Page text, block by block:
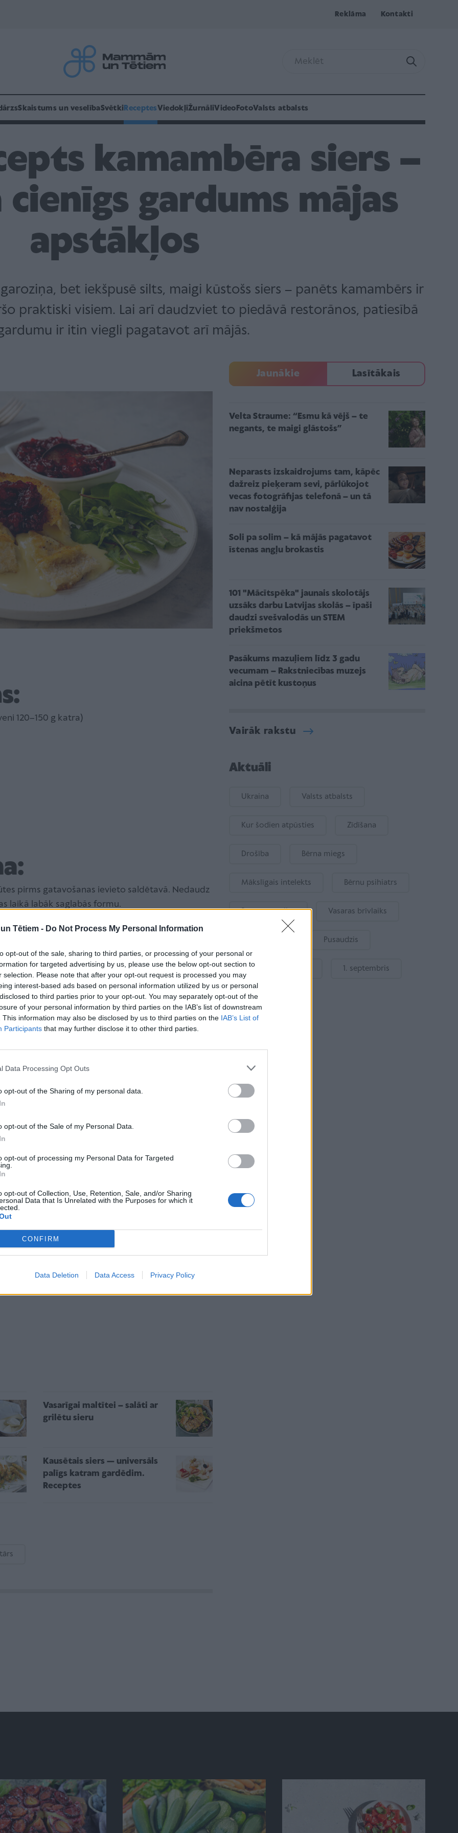
Tētiem - Do Not Process My Personal Information
opt-out of the sale, sharing to third parties, or processing of your personal or
for targeted advertising by us, please use the below opt-out section to
selection. Please note that after your opt-out request is processed you may
interest-based ads based on personal information utilized by us or personal
to third parties prior to your opt-out. You may separately opt-out of the
of your personal information by third parties on the IAB’s list of downstream
This information may also be disclosed by us to third parties on the IAB’s List of
Participants that may further disclose it to other third parties.
Data Processing Opt Outs
opt-out of the Sharing of my personal data.
opt-out of the Sale of my Personal Data.
opt-out of processing my Personal Data for Targeted
opt-out of Collection, Use, Retention, Sale, and/or Sharing
Data that Is Unrelated with the Purposes for which it
CONFIRM
Data Deletion Data Access Privacy Policy
Reklāma Kontakti
Skaistums un veselībaSvētki ReceptesViedokļiŽurnāliVideo FotoValsts atbalsts
kamambēra siers –
gardums mājas
apstākļos
bet iekšpusē silts, maigi kūstošs siers – panēts kamambērs ir
praktiski visiem. Lai arī daudzviet to piedāvā restorānos, patiesībā
ir itin viegli pagatavot arī mājās.
120–150 g katra)
pirms gatavošanas ievieto saldētavā. Nedaudz
laikā labāk saglabās formu.
otrā sakuļ olas ar šķipsniņu sāls, bet trešajā
miltos, tad olā un rīvmaizē. Lai panējums būtu
– vēlreiz olā un vēlreiz rīvmaizē. Dubultais
siers cepšanas laikā neiztecētu.
Kamambēru cep uz vidējas uguns aptuveni 1–2
kļūst zeltaini brūns.
iztecēt.
uz papīra dvieļa, lai notek liekā eļļa.
var cept arī cepeškrāsnī.
grādos aptuveni 10–12 minūtes, līdz panējums
ar dzērveņu vai brūkleņu mērci. Ogu saldskābā
Vasarīgai maltītei – salāti ar
grilētu sieru
Kausētais siers — universāls
palīgs katram gardēdim.
Receptes
Jaunākie Lasītākais
Velta Straume: “Esmu kā vējš – te
negants, te maigi glāstošs”
Neparasts izskaidrojums tam, kāpēc
dažreiz pieķeram sevi, pārlūkojot
vecas fotogrāfijas telefonā – un tā
nav nostalģija
Soli pa solim – kā mājās pagatavot
īstenas angļu brokastis
101 "Mācītspēka" jaunais skolotājs
uzsāks darbu Latvijas skolās – īpaši
daudzi svešvalodās un STEM
priekšmetos
Pasākums mazuļiem līdz 3 gadu
vecumam – Rakstniecības muzejs
aicina pētīt kustoņus
Vairāk rakstu
Aktuāli
Ukraina Valsts atbalsts
Kur šodien atpūsties Zīdīšana
Drošība Bērna miegs
Mākslīgais intelekts Bērnu psihiatrs
Bērna emocijas Vasaras brīvlaiks
Pusaudzis
Gatavošanās skolai 1. septembris